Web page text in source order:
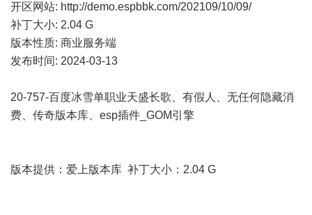
开区网站: http://demo.espbbk.com/202109/10/09/
补丁大小: 2.04 G
版本性质: 商业服务端
发布时间: 2024-03-13
20-757-百度冰雪单职业天盛长歌、有假人、无任何隐藏消
费、传奇版本库、esp插件_GOM引擎
版本提供：爱上版本库 补丁大小：2.04 G